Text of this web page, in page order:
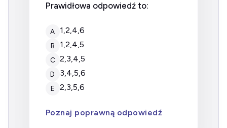
Prawidłowa odpowiedź to:
A 1,2,4,6
B 1,2,4,5
C 2,3,4,5
D 3,4,5,6
E 2,3,5,6
Poznaj poprawną odpowiedź